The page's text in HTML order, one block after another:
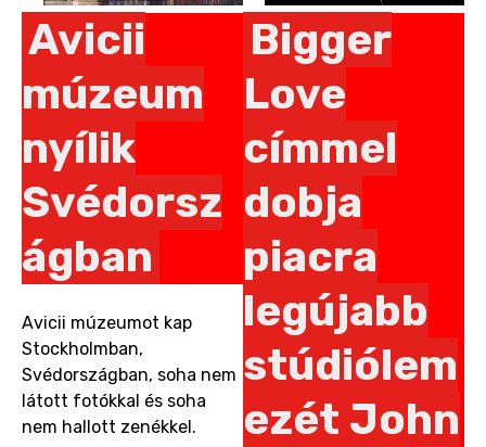
Avicii
múzeum
nyílik
Svédorsz
ágban
Avicii múzeumot kap
Stockholmban,
Svédországban, soha nem
látott fotókkal és soha
nem hallott zenékkel.
Bigger
Love
címmel
dobja
piacra
legújabb
stúdiólem
ezét John